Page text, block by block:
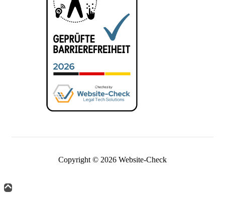
Copyright © 2026 Website-Check